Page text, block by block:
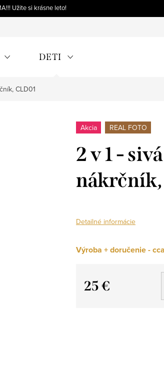
Užite si krásne leto!
DETI
CLD01
Akcia REAL FOTO
2 v 1 -
Detailné informácie
Výroba + doručenie -
25 €